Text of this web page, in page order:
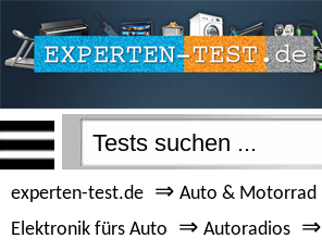
experten-test.de ⇒ Auto & Motorrad
Elektronik fürs Auto
⇒ Autoradios ⇒